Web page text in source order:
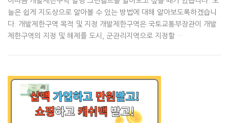
늘은 쉽게 지도상으로 알아볼 수 있는 방법에 대해 알아보도록하겠습니
다. 개발제한구역 목적 및 지정 개발제한구역은 국토교통부장관이 개발
제한구역의 지정 및 해제를 도시, 군관리지역으로 지정할 …